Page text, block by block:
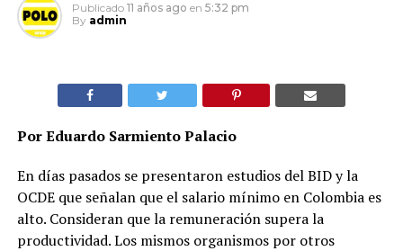
Publicado 11 años ago en 5:32 pm
By admin
Por Eduardo Sarmiento Palacio
En días pasados se presentaron estudios del BID y la
OCDE que señalan que el salario mínimo en Colombia es
alto. Consideran que la remuneración supera la
productividad. Los mismos organismos por otros